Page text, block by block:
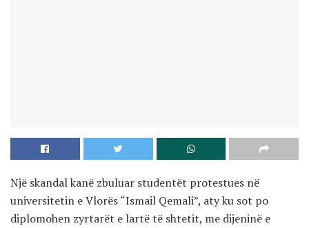
Një skandal kanë zbuluar studentët protestues në
universitetin e Vlorës “Ismail Qemali”, aty ku sot po
diplomohen zyrtarët e lartë të shtetit, me dijeninë e